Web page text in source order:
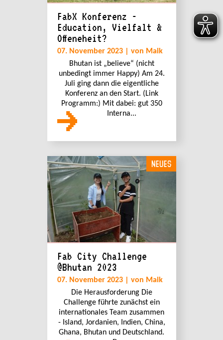
FabX Konferenz -
Education, Vielfalt &
Offeneheit?
07. November 2023 | von Maik
Bhutan ist „believe“ (nicht
unbedingt immer Happy) Am 24.
Juli ging dann die eigentliche
Konferenz an den Start. (Link
Programm:) Mit dabei: gut 350
Interna...
NEUES
Fab City Challenge
@Bhutan 2023
07. November 2023 | von Maik
Die Herausforderung Die
Challenge führte zunächst ein
internationales Team zusammen
- Island, Jordanien, Indien, China,
Ghana, Bhutan und Deutschland.